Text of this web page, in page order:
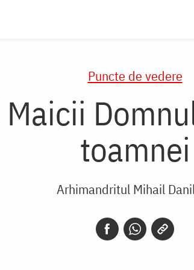
Puncte de vedere
toamnei
Arhimandritul Mihail